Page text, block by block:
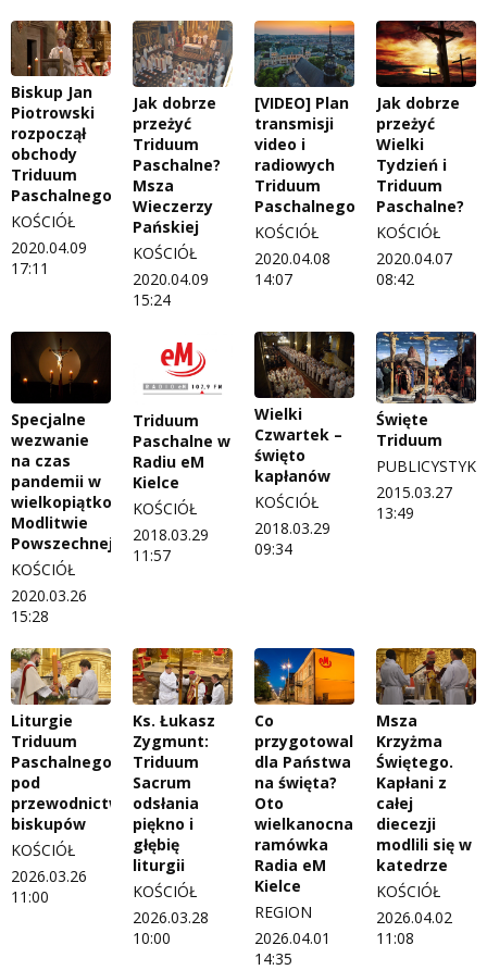
Biskup Jan
Piotrowski
rozpoczął
obchody
Triduum
Paschalnego
KOŚCIÓŁ
2020.04.09
17:11
Jak dobrze
przeżyć
Triduum
Paschalne?
Msza
Wieczerzy
Pańskiej
KOŚCIÓŁ
2020.04.09
15:24
[VIDEO] Plan
transmisji
video i
radiowych
Triduum
Paschalnego
KOŚCIÓŁ
2020.04.08
14:07
Jak dobrze
przeżyć
Wielki
Tydzień i
Triduum
Paschalne?
KOŚCIÓŁ
2020.04.07
08:42
Specjalne
wezwanie
na czas
pandemii w
wielkopiątkowej
Modlitwie
Powszechnej
KOŚCIÓŁ
2020.03.26
15:28
Triduum
Paschalne w
Radiu eM
Kielce
KOŚCIÓŁ
2018.03.29
11:57
Wielki
Czwartek –
święto
kapłanów
KOŚCIÓŁ
2018.03.29
09:34
Święte
Triduum
PUBLICYSTYKA
2015.03.27
13:49
Liturgie
Triduum
Paschalnego
pod
przewodnictwem
biskupów
KOŚCIÓŁ
2026.03.26
11:00
Ks. Łukasz
Zygmunt:
Triduum
Sacrum
odsłania
piękno i
głębię
liturgii
KOŚCIÓŁ
2026.03.28
10:00
Co
przygotowaliśmy
dla Państwa
na święta?
Oto
wielkanocna
ramówka
Radia eM
Kielce
REGION
2026.04.01
14:35
Msza
Krzyżma
Świętego.
Kapłani z
całej
diecezji
modlili się w
katedrze
KOŚCIÓŁ
2026.04.02
11:08